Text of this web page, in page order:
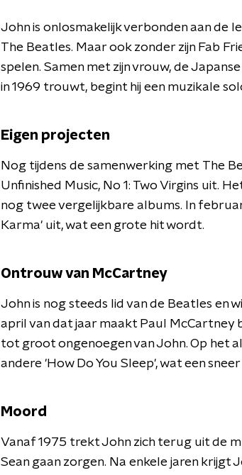
John is onlosmakelijk verbonden aan de
The Beatles. Maar ook zonder zijn Fab
spelen. Samen met zijn vrouw, de
in 1969 trouwt, begint hij een muzikale
Eigen projecten
Nog tijdens de samenwerking met The
Unfinished Music, No 1: Two Virgins uit.
nog twee vergelijkbare albums. In
Karma' uit, wat een grote hit wordt.
Ontrouw van McCartney
John is nog steeds lid van de Beatles en
april van dat jaar maakt Paul McCartney
tot groot ongenoegen van John. Op het
andere 'How Do You Sleep', wat een sneer
Moord
Vanaf 1975 trekt John zich terug uit de
Sean gaan zorgen. Na enkele jaren krijgt